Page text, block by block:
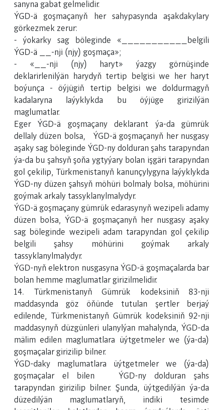
sanyna gabat gelmelidir.
ÝGD-ä goşmaçanyň her sahypasynda aşakdakylary
görkezmek zerur:
- ýokarky sag böleginde «___________belgili
ÝGD-ä __-nji (njy) goşmaça»;
- «__-nji (njy) haryt» ýazgy görnüşinde
deklarirlenilýän harydyň tertip belgisi we her haryt
boýunça - öýjügiň tertip belgisi we doldurmagyň
kadalaryna laýyklykda bu öýjüge girizilýän
maglumatlar.
Eger ÝGD-ä goşmaçany deklarant ýa-da gümrük
dellaly düzen bolsa, ÝGD-ä goşmaçanyň her nusgasy
aşaky sag böleginde ÝGD-ny dolduran şahs tarapyndan
ýa-da bu şahsyň şoňa ygtyýary bolan işgäri tarapyndan
gol çekilip, Türkmenistanyň kanunçylygyna laýyklykda
ÝGD-ny düzen şahsyň möhüri bolmaly bolsa, möhürini
goýmak arkaly tassyklanylmalydyr.
ÝGD-ä goşmaçany gümrük edarasynyň wezipeli adamy
düzen bolsa, ÝGD-ä goşmaçanyň her nusgasy aşaky
sag böleginde wezipeli adam tarapyndan gol çekilip
belgili şahsy möhürini goýmak arkaly
tassyklanylmalydyr.
ÝGD-nyň elektron nusgasyna ÝGD-ä goşmaçalarda bar
bolan hemme maglumatlar girizilmelidir.
14. Türkmenistanyň Gümrük kodeksiniň 83-nji
maddasynda göz öňünde tutulan şertler berjaý
edilende, Türkmenistanyň Gümrük kodeksiniň 92-nji
maddasynyň düzgünleri ulanylýan mahalynda, ÝGD-da
mälim edilen maglumatlara üýtgetmeler we (ýa-da)
goşmaçalar girizilip bilner.
ÝGD-daky maglumatlara üýtgetmeler we (ýa-da)
goşmaçalar el bilen ÝGD-ny dolduran şahs
tarapyndan girizilip bilner. Şunda, üýtgedilýän ýa-da
düzedilýän maglumatlaryň, indiki tesimde